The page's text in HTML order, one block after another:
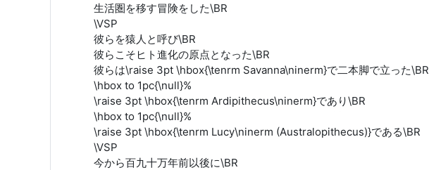
生活圏を移す冒険をした\BR
\VSP
彼らを猿人と呼び\BR
彼らこそヒト進化の原点となった\BR
彼らは\raise 3pt \hbox{\tenrm Savanna\ninerm}で二本脚で立った\BR
\hbox to 1pc{\null}%
\raise 3pt \hbox{\tenrm Ardipithecus\ninerm}であり\BR
\hbox to 1pc{\null}%
\raise 3pt \hbox{\tenrm Lucy\ninerm (Australopithecus)}である\BR
\VSP
今から百九十万年前以後に\BR